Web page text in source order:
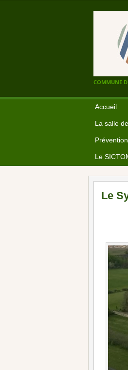
COMMUNE
Accueil
La salle
Le
Le